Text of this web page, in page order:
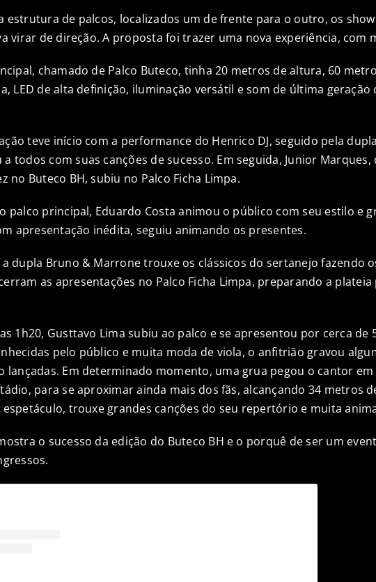
estrutura de palcos, localizados um de frente para o outro, os
virar de direção. A proposta foi trazer uma nova experiência, com
chamado de Palco Buteco, tinha 20 metros de altura, 60
LED de alta definição, iluminação versátil e som de última
teve início com a performance do Henrico DJ, seguido pela
todos com suas canções de sucesso. Em seguida, Junior
no Buteco BH, subiu no Palco Ficha Limpa.
palco principal, Eduardo Costa animou o público com seu estilo e
apresentação inédita, seguiu animando os presentes.
a dupla Bruno & Marrone trouxe os clássicos do sertanejo fazendo
as apresentações no Palco Ficha Limpa, preparando a
1h20, Gusttavo Lima subiu ao palco e se apresentou por cerca
pelo público e muita moda de viola, o anfitrião gravou
lançadas. Em determinado momento, uma grua pegou o cantor
para se aproximar ainda mais dos fãs, alcançando 34 metros
trouxe grandes canções do seu repertório e muita
o sucesso da edição do Buteco BH e o porquê de ser um